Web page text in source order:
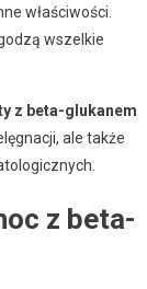
właściwości.
wszelkie
z beta-glukanem
ale także
z beta-